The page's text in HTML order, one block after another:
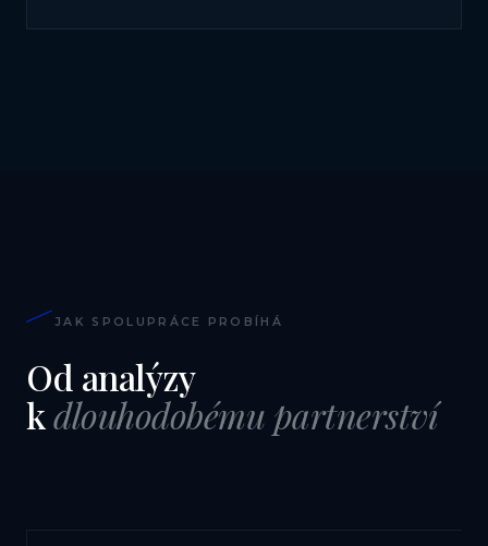
JAK SPOLUPRÁCE PROBÍHÁ
Od analýzy
kdlouhodobému partnerství